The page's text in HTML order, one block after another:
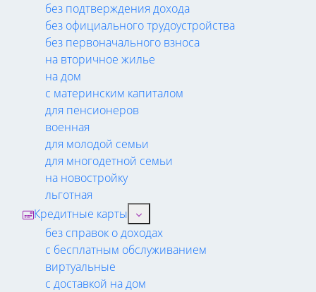
без подтверждения дохода
без официального трудоустройства
без первоначального взноса
на вторичное жилье
на дом
с материнским капиталом
для пенсионеров
военная
для молодой семьи
для многодетной семьи
на новостройку
льготная
Кредитные карты
без справок о доходах
с бесплатным обслуживанием
виртуальные
с доставкой на дом